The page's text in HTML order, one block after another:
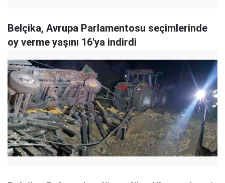
Belçika, Avrupa Parlamentosu seçimlerinde
oy verme yaşını 16'ya indirdi